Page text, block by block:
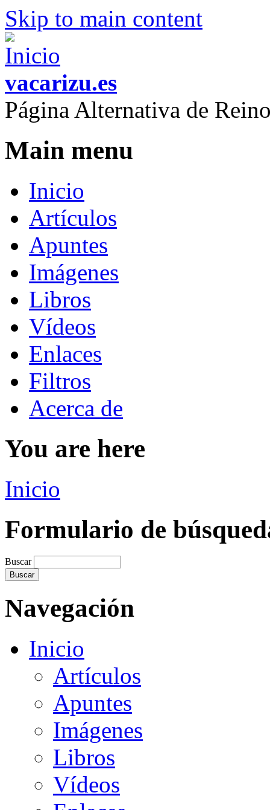
Skip to main content
vacarizu.es
Página Alternativa de
Main menu
Inicio
Artículos
Apuntes
Imágenes
Libros
Vídeos
Enlaces
Filtros
Acerca de
You are here
Inicio
Formulario de
Buscar
Navegación
Inicio
Artículos
Apuntes
Imágenes
Libros
Vídeos